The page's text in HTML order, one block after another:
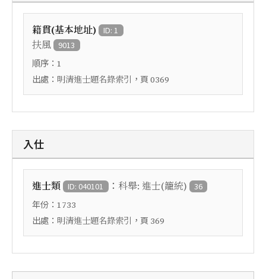
籍貫(基本地址) ID: 1
扶風 9013
順序： 1
出處： 明清進士題名錄索引 ，頁 0369
入仕
進士類 ID: 040101 ： 科舉: 進士(籠統) 36
年份： 1733
出處： 明清進士題名錄索引 ，頁 369